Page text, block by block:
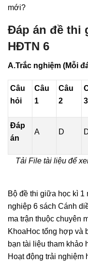
mới?
Đáp án đề thi
HĐTN 6
A.Trắc nghiệm (Mỗi
Câu
hỏi
Câu
1
Câu
2
3
Đáp
án
A D
Tải File tài liệu để
Bộ đề thi giữa học kì
nghiệp 6 sách Cánh
ma trận thuộc chuyên
KhoaHoc tổng hợp và
bạn tài liệu tham khảo
Hoạt động trải